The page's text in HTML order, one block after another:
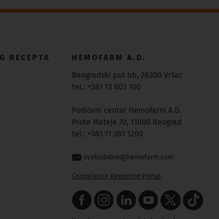
RECEPTA
HEMOFARM A.D.
Beogradski put bb, 26300 Vršac
tel.: +381 13 803 100
Poslovni centar Hemofarm A.D.
Prote Mateje 70, 11000 Beograd
tel.: +381 11 381 1200
svakodobro@hemofarm.com
Compliance Reporting Portal